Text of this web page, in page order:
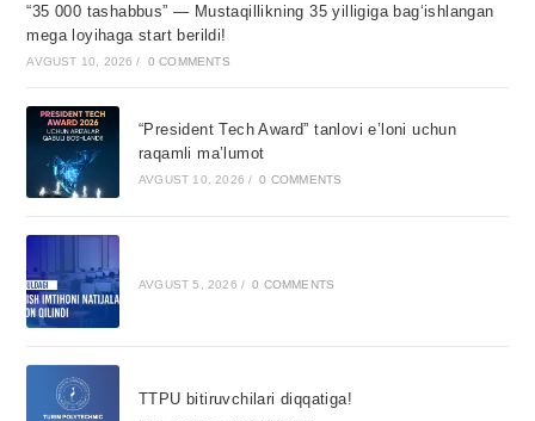
“35 000 tashabbus” — Mustaqillikning 35 yilligiga bagʻishlangan
mega loyihaga start berildi!
AVGUST 10, 2026 / 0 COMMENTS
“President Tech Award” tanlovi e’loni uchun
raqamli ma’lumot
AVGUST 10, 2026 / 0 COMMENTS
AVGUST 5, 2026 / 0 COMMENTS
TTPU bitiruvchilari diqqatiga!